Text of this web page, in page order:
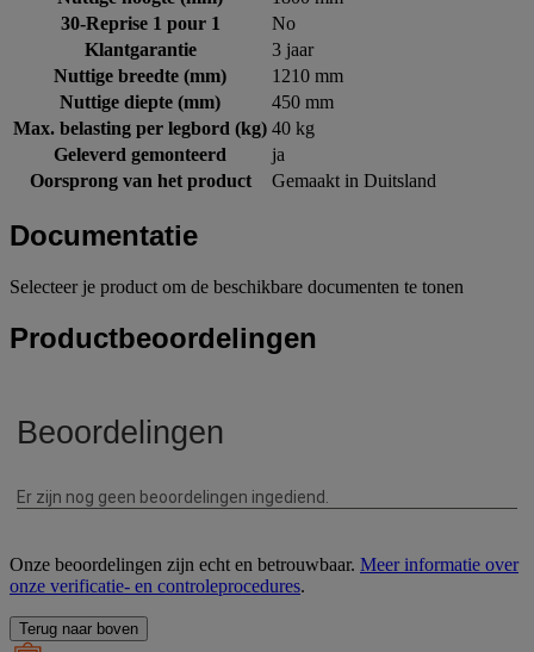
30-Reprise 1 pour 1
No
Klantgarantie
3 jaar
Nuttige breedte (mm)
1210 mm
Nuttige diepte (mm)
450 mm
Max. belasting per legbord (kg) 40 kg
Geleverd gemonteerd
ja
Oorsprong van het product
Gemaakt in Duitsland
Documentatie
Selecteer je product om de beschikbare documenten te tonen
Productbeoordelingen
Onze beoordelingen zijn echt en betrouwbaar. Meer informatie over
onze verificatie- en controleprocedures.
Terug naar boven